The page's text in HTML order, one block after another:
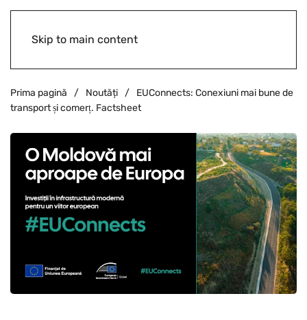
Skip to main content
Prima pagină Noutăți
EUConnects: Conexiuni mai bune de
transport și comerț. Factsheet